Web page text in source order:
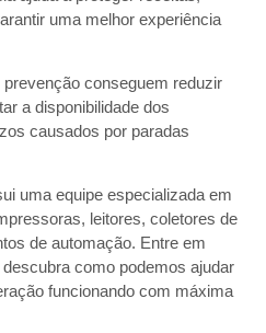
uma melhor experiência
conseguem reduzir
a disponibilidade dos
causados por paradas
uma equipe especializada em
leitores, coletores de
de automação. Entre em
como podemos ajudar
funcionando com máxima